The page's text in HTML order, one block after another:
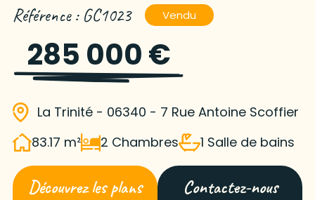
Référence : GC1023 Vendu
285 000 €
La Trinité - 06340 - 7 Rue Antoine Scoffier
83.17 m²
2 Chambres 1 Salle de bains
Découvrez les plans Contactez-nous